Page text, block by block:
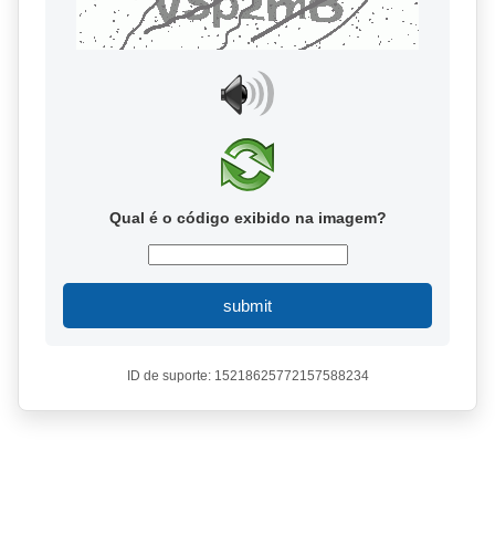
Qual é o código exibido na imagem?
submit
ID de suporte: 15218625772157588234